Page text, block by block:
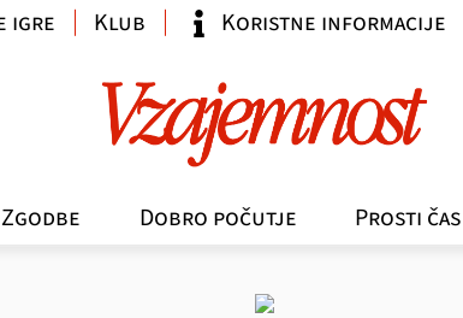
Zgodbe Dobro počutje Prosti čas
igre Klub Koristne informacije